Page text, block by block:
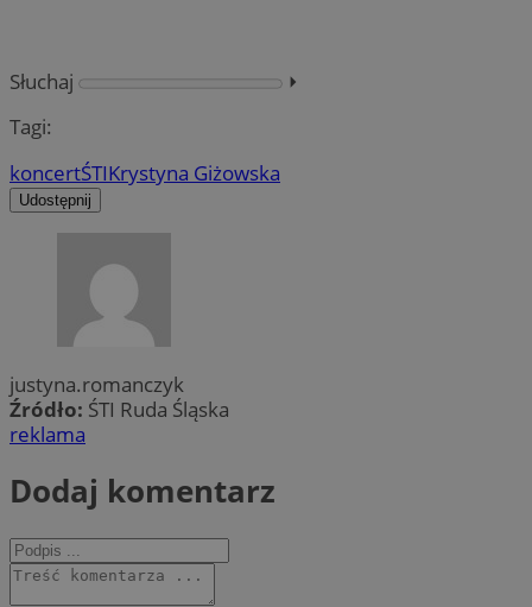
Słuchaj
⏵︎
Tagi:
koncertŚTIKrystyna Giżowska
Udostępnij
justyna.romanczyk
Źródło: ŚTI Ruda Śląska
reklama
Dodaj komentarz